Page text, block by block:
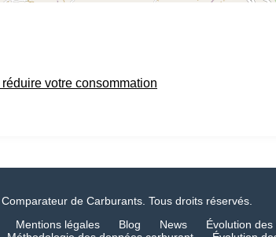
votre consommation
de Carburants. Tous droits réservés.
Mentions légales Blog News
Évolution